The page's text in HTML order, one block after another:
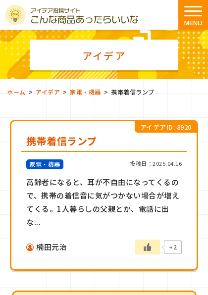
アイデア
ホーム > アイデア > 家電・機器 > 携帯着信ランプ
携帯着信ランプ
アイデアID: 8920
家電・機器 投稿日：2025.04.16
高齢者になると、耳が不自由になってくるの
で、携帯の着信音に気がつかない場合が増え
てくる。1人暮らしの父親とか、電話に出
な...
楠田元治 +2